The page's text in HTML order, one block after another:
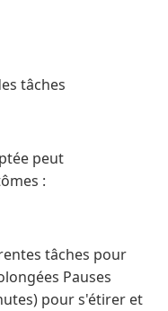
tâches
peut
:
tâches pour
Pauses
pour s'étirer et